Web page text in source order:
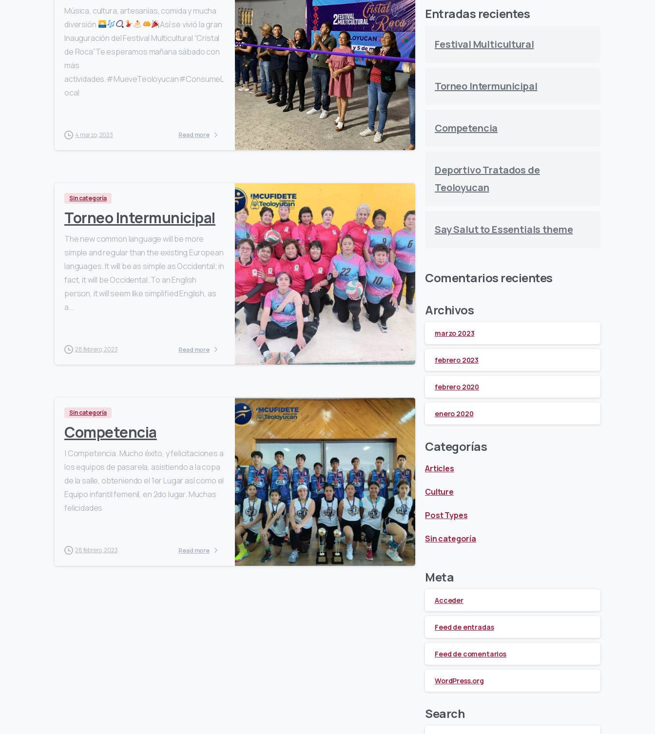
0
Música, cultura, artesanías, comida y mucha
diversión
Así se vivió la gran
Inauguración del Festival Multicultural “Cristal
de Roca”Te esperamos mañana sábado con
más
actividades.#MueveTeoloyucan#ConsumeL
ocal
4 marzo, 2023 Read more
Sin categoría
Torneo Intermunicipal
The new common language will be more
simple and regular than the existing European
languages. It will be as simple as Occidental; in
fact, it will be Occidental. To an English
person, it will seem like simplified English, as
a...
28 febrero, 2023 Read more
0 0
Sin categoría
Competencia
| Competencia. Mucho éxito, y felicitaciones a
los equipos de pasarela, asistiendo a la copa
de la salle, obteniendo el 1er Lugar así como el
Equipo infantil femenil, en 2do lugar. Muchas
felicidades
28 febrero, 2023 Read more
Entradas recientes
Festival Multicultural
Torneo Intermunicipal
Competencia
Deportivo Tratados de
Teoloyucan
Say Salut to Essentials theme
Comentarios recientes
Archivos
marzo 2023
febrero 2023
febrero 2020
enero 2020
Categorías
Articles
Culture
Post Types
Sin categoría
Meta
Acceder
Feed de entradas
Feed de comentarios
WordPress.org
Search